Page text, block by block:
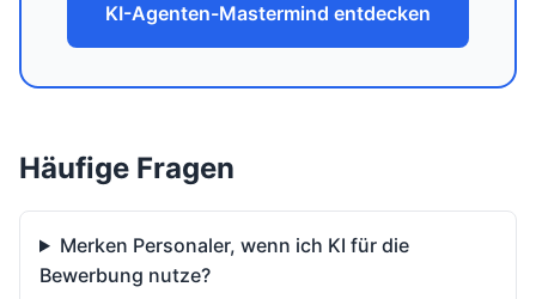
KI-Agenten-Mastermind entdecken
Häufige Fragen
Merken Personaler, wenn ich KI für die
Bewerbung nutze?